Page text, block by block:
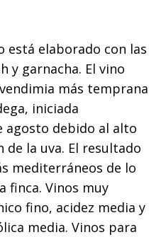
está elaborado con las
y garnacha. El vino
más temprana
iniciada
agosto debido al alto
de la uva. El resultado
mediterráneos de lo
finca. Vinos muy
fino, acidez media y
media. Vinos para